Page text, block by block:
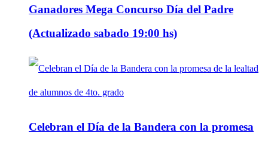
Ganadores Mega Concurso Día del Padre
(Actualizado sabado 19:00 hs)
Celebran el Día de la Bandera con la promesa